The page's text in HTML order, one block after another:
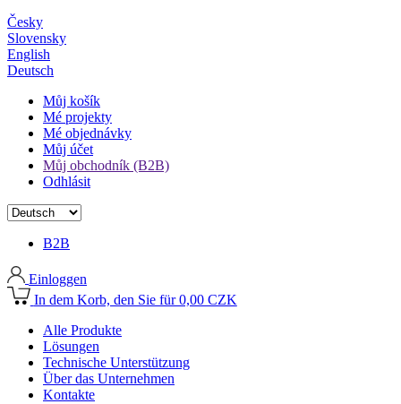
Česky
Slovensky
English
Deutsch
Můj košík
Mé projekty
Mé objednávky
Můj účet
Můj obchodník (B2B)
Odhlásit
B2B
Einloggen
In dem Korb, den Sie für 0,00 CZK
Alle Produkte
Lösungen
Technische Unterstützung
Über das Unternehmen
Kontakte